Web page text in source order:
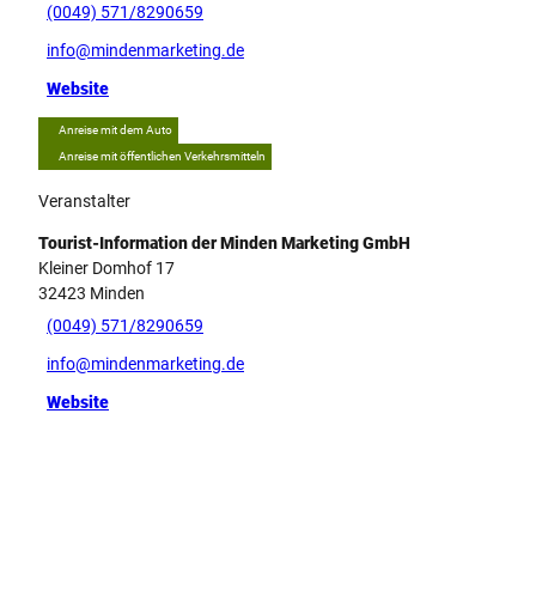
(0049) 571/8290659
info@mindenmarketing.de
Website
Anreise mit dem Auto
Anreise mit öffentlichen Verkehrsmitteln
Veranstalter
Tourist-Information der Minden Marketing GmbH
Kleiner Domhof 17
32423 Minden
(0049) 571/8290659
info@mindenmarketing.de
Website